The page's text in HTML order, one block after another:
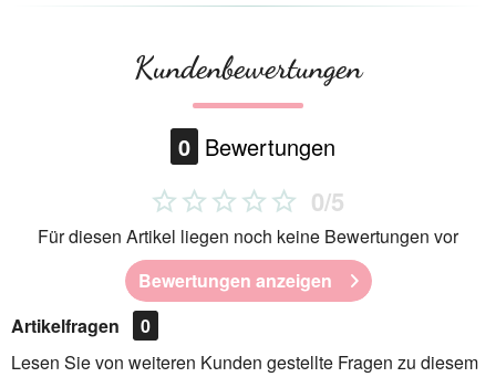
Kundenbewertungen
0 Bewertungen
0/5
Für diesen Artikel liegen noch keine Bewertungen vor
Bewertungen anzeigen
Artikelfragen
0
Lesen Sie von weiteren Kunden gestellte Fragen zu diesem